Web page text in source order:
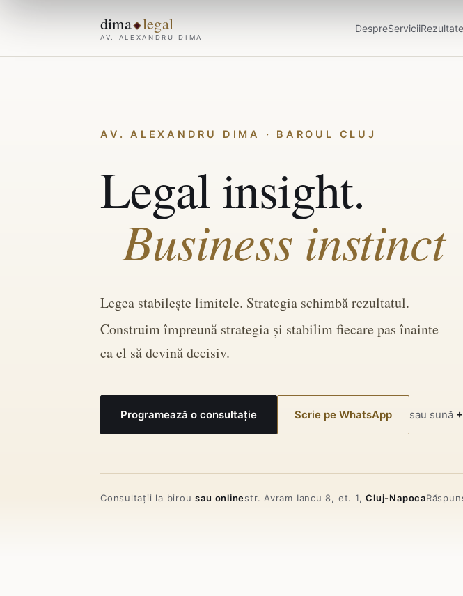
dima legal
AV. ALEXANDRU DIMA
DespreServiciiRezultate
AV. ALEXANDRU DIMA · BAROUL CLUJ
Legal insight.
Business instinct
Legea stabilește limitele. Strategia schimbă rezultatul.
Construim împreună strategia și stabilim fiecare pas înainte
ca el să devină decisiv.
Programează o consultație Scrie pe WhatsApp sau sună
Consultații la birousau onlinestr. Avram Iancu 8, et. 1,Cluj-Napoca